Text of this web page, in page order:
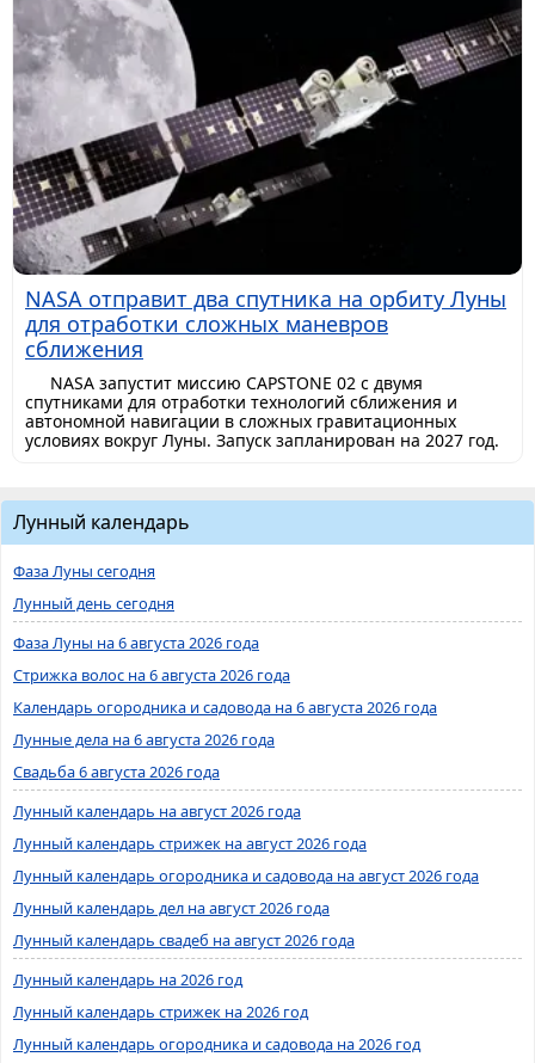
NASA отправит два спутника на орбиту Луны
для отработки сложных маневров
сближения
NASA запустит миссию CAPSTONE 02 с двумя
спутниками для отработки технологий сближения и
автономной навигации в сложных гравитационных
условиях вокруг Луны. Запуск запланирован на 2027 год.
Лунный календарь
Фаза Луны сегодня
Лунный день сегодня
Фаза Луны на 6 августа 2026 года
Стрижка волос на 6 августа 2026 года
Календарь огородника и садовода на 6 августа 2026 года
Лунные дела на 6 августа 2026 года
Свадьба 6 августа 2026 года
Лунный календарь на август 2026 года
Лунный календарь стрижек на август 2026 года
Лунный календарь огородника и садовода на август 2026 года
Лунный календарь дел на август 2026 года
Лунный календарь свадеб на август 2026 года
Лунный календарь на 2026 год
Лунный календарь стрижек на 2026 год
Лунный календарь огородника и садовода на 2026 год